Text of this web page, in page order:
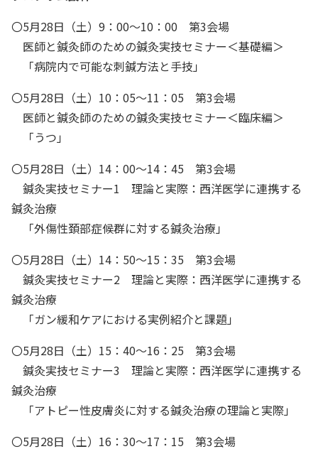
〇5月28日（土）9：00～10：00 第3会場
医師と鍼灸師のための鍼灸実技セミナー＜基礎編＞
「病院内で可能な刺鍼方法と手技」
〇5月28日（土）10：05～11：05 第3会場
医師と鍼灸師のための鍼灸実技セミナー＜臨床編＞
「うつ」
〇5月28日（土）14：00～14：45 第3会場
鍼灸実技セミナー1 理論と実際：西洋医学に連携する
鍼灸治療
「外傷性頚部症候群に対する鍼灸治療」
〇5月28日（土）14：50～15：35 第3会場
鍼灸実技セミナー2 理論と実際：西洋医学に連携する
鍼灸治療
「ガン緩和ケアにおける実例紹介と課題」
〇5月28日（土）15：40～16：25 第3会場
鍼灸実技セミナー3 理論と実際：西洋医学に連携する
鍼灸治療
「アトピー性皮膚炎に対する鍼灸治療の理論と実際」
〇5月28日（土）16：30～17：15 第3会場